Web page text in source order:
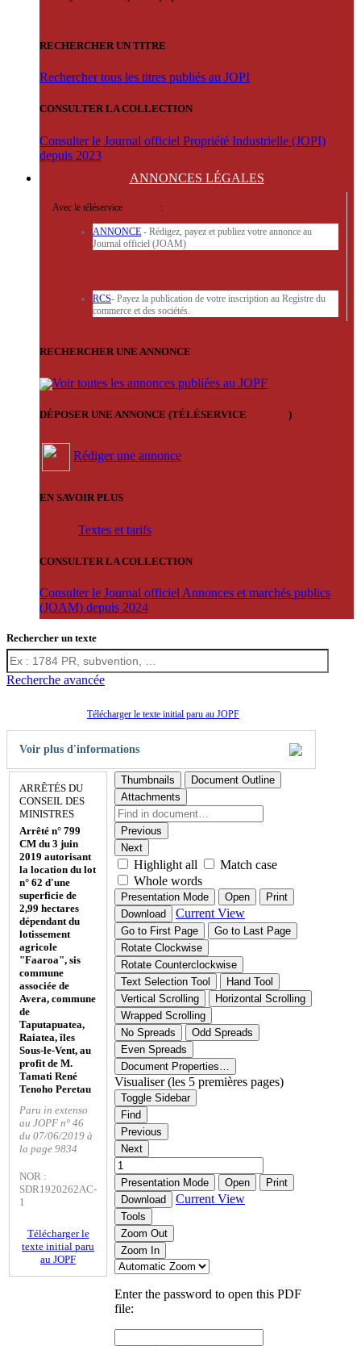
RECHERCHER UN TITRE
Rechercher tous les titres publiés au JOPI
CONSULTER LA COLLECTION
Consulter le Journal officiel Propriété Industrielle (JOPI)
depuis 2023
ANNONCES LÉGALES
Avec le téléservice :
ANNONCE - Rédigez, payez et publiez votre annonce au
Journal officiel (JOAM)
RCS- Payez la publication de votre inscription au Registre du
commerce et des sociétés.
RECHERCHER UNE ANNONCE
Voir toutes les annonces publiées au JOPF
DÉPOSER UNE ANNONCE (TÉLÉSERVICE )
Rédiger une annonce
EN SAVOIR PLUS
Textes et tarifs
CONSULTER LA COLLECTION
Consulter le Journal officiel Annonces et marchés publics
(JOAM) depuis 2024
Rechercher un texte
Recherche avancée
Télécharger le texte initial paru au JOPF
Voir plus d'informations
ARRÊTÉS DU
CONSEIL DES
MINISTRES
Arrêté n° 799
CM du 3 juin
2019 autorisant
la location du lot
n° 62 d'une
superficie de
2,99 hectares
dépendant du
lotissement
agricole
"Faaroa", sis
commune
associée de
Avera, commune
de
Taputapuatea,
Raiatea, îles
Sous-le-Vent, au
profit de M.
Tamati René
Tenoho Peretau
Paru in extenso
au JOPF n° 46
du 07/06/2019 à
la page 9834
NOR :
SDR1920262AC-
1
Télécharger le
texte initial paru
au JOPF
Thumbnails
Document Outline
Attachments
Previous
Next
Highlight all
Match case
Whole words
Presentation Mode Open
Print
Download
Current View
Go to First Page
Go to Last Page
Rotate Clockwise
Rotate Counterclockwise
Text Selection Tool
Hand Tool
Vertical Scrolling
Horizontal Scrolling
Wrapped Scrolling
No Spreads
Odd Spreads
Even Spreads
Document Properties…
Visualiser (les 5 premières pages)
Toggle Sidebar
Find
Previous
Next
Presentation Mode Open
Print
Download
Current View
Tools
Zoom Out
Zoom In
Enter the password to open this PDF
file: